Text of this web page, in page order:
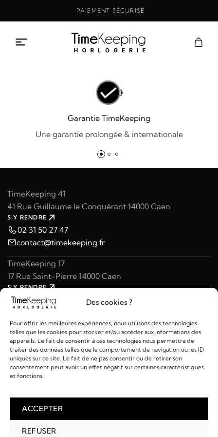
Des cookies ?
Pour offrir les meilleures expériences, nous utilisons des technologies
telles que les cookies pour stocker et/ou accéder aux informations des
appareils. Le fait de consentir à ces technologies nous permettra de
traiter des données telles que le comportement de navigation ou les ID
uniques sur ce site. Le fait de ne pas consentir ou de retirer son
consentement peut avoir un effet négatif sur certaines caractéristiques
et fonctions.
ACCEPTER
REFUSER
PAIEMENT SÉCURISÉ
Garantie TimeKeeping
Une garantie prolongée & internationale
TimeKeeping 41
41 Rue Guillaume le Conquérant 14000 Caen
S'Y RENDRE
02 31 50 27 47
contact@timekeeping.fr
TimeKeeping 17
17 Rue Saint-Pierre 14000 Caen
S'Y RENDRE
02 31 47 49 97
contact@timekeeping.fr
Liens utiles
2026 © TIMEKEEPING - Réalisé par